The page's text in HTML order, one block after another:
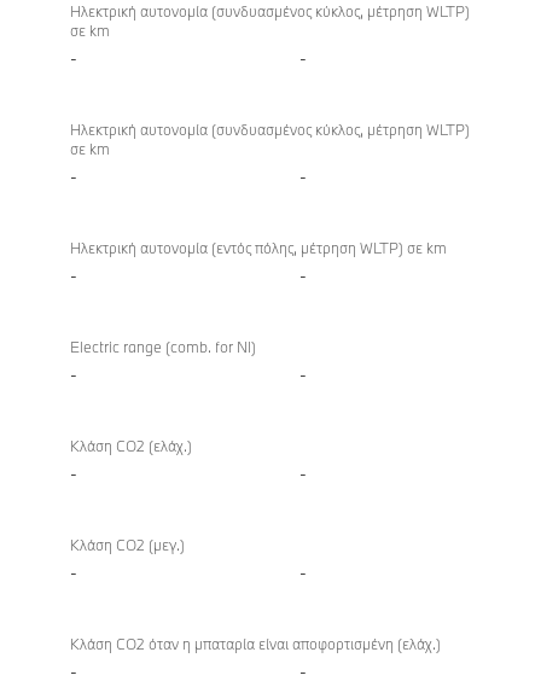
Ηλεκτρική αυτονομία (συνδυασμένος κύκλος, μέτρηση WLTP)
σε km
- -
Ηλεκτρική αυτονομία (συνδυασμένος κύκλος, μέτρηση WLTP)
σε km
- -
Ηλεκτρική αυτονομία (εντός πόλης, μέτρηση WLTP) σε km
- -
Electric range (comb. for NI)
- -
Κλάση CO2 (ελάχ.)
- -
Κλάση CO2 (μεγ.)
- -
Κλάση CO2 όταν η μπαταρία είναι αποφορτισμένη (ελάχ.)
- -